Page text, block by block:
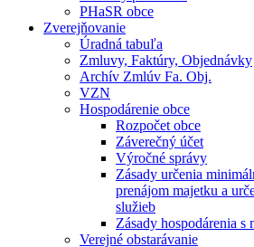
PHaSR obce
Zverejňovanie
Úradná tabuľa
Zmluvy, Faktúry, Objednávky
Archív Zmlúv Fa. Obj.
VZN
Hospodárenie obce
Rozpočet obce
Záverečný účet
Výročné správy
Zásady určenia
prenájom majetku a
služieb
Zásady hospodárenia s
Verejné obstarávanie